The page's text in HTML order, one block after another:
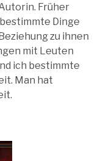
Früher
Dinge
zu ihnen
mit Leuten
ich bestimmte
Man hat